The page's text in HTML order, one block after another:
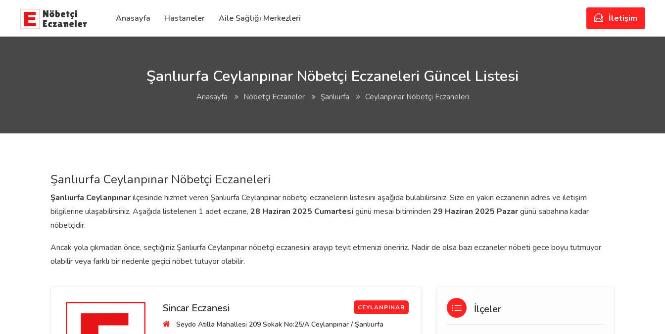
Anasayfa Hastaneler Aile Sağlığı Merkezleri İletişim
Şanlıurfa Ceylanpınar Nöbetçi Eczaneleri Güncel Listesi
Anasayfa Nöbetçi Eczaneler Şanlıurfa Ceylanpınar Nöbetçi Eczaneleri
Şanlıurfa Ceylanpınar Nöbetçi Eczaneleri
Şanlıurfa Ceylanpınarilçesinde hizmet veren Şanlıurfa Ceylanpınar nöbetçi eczanelerin listesini aşağıda bulabilirsiniz. Size en yakın eczanenin adres ve iletişim
bilgilerine ulaşabilirsiniz. Aşağıda listelenen 1 adet eczane, 28 Haziran 2025 Cumartesi günü mesai bitiminden 29 Haziran 2025 Pazargünü sabahına kadar
nöbetçidir.
Ancak yola çıkmadan önce, seçtiğiniz Şanlıurfa Ceylanpınar nöbetçi eczanesini arayıp teyit etmenizi öneririz. Nadir de olsa bazı eczaneler nöbeti gece boyu tutmuyor
olabilir veya farklı bir nedenle geçici nöbet tutuyor olabilir.
Sincar Eczanesi CEYLANPINAR
Seydo Atilla Mahallesi 209 Sokak No:25/A Ceylanpınar / Şanlıurfa
İlçeler